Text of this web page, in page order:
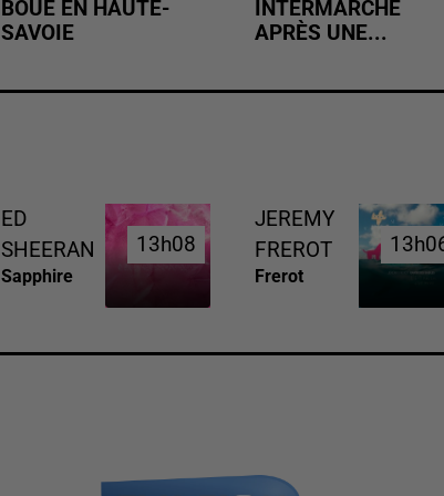
BOUE EN HAUTE-
SAVOIE
INTERMARCHÉ
APRÈS UNE...
ED
SHEERAN
Sapphire
13h08
13h08
JEREMY
FREROT
Frerot